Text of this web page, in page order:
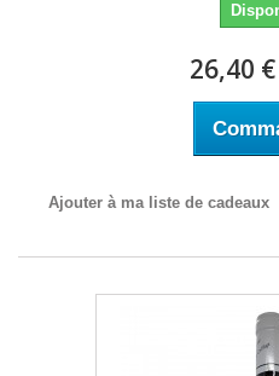
26,40 €
Ajouter à ma liste de cadeaux